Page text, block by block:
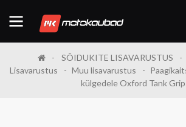
SÕIDUKITE LISAVARUSTUS
Lisavarustus
Muu lisavarustus
külgedele Oxford Tank